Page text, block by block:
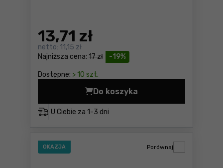
-19%
Najniższa cena: 17 zł
13,71 zł
netto: 11,15 zł
Dostępne: > 10 szt.
U Ciebie za 1-3 dni
Do koszyka
Szczelinomierz 20 listków
OKAZJA Porównaj